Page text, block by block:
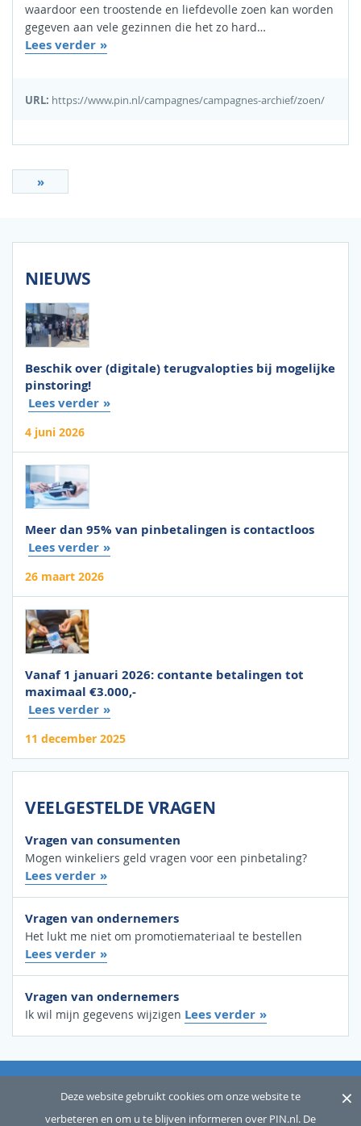
waardoor een troostende en liefdevolle zoen kan worden
gegeven aan vele gezinnen die het zo hard…
Lees verder
URL: https://www.pin.nl/campagnes/campagnes-archief/zoen/
»
NIEUWS
Beschik over (digitale) terugvalopties bij mogelijke
pinstoring!
Lees verder
4 juni 2026
Meer dan 95% van pinbetalingen is contactloos
Lees verder
26 maart 2026
Vanaf 1 januari 2026: contante betalingen tot
maximaal €3.000,-
Lees verder
11 december 2025
VEELGESTELDE VRAGEN
Vragen van consumenten
Mogen winkeliers geld vragen voor een pinbetaling?
Lees verder
Vragen van ondernemers
Het lukt me niet om promotiemateriaal te bestellen
Lees verder
Vragen van ondernemers
Ik wil mijn gegevens wijzigen Lees verder
OVER ONS SITEMAP WOORDENLIJST CONTACT
DISCLAIMER PRIVACY
Deze website gebruikt cookies om onze website te
verbeteren en om u te blijven informeren over PIN.nl. De
×